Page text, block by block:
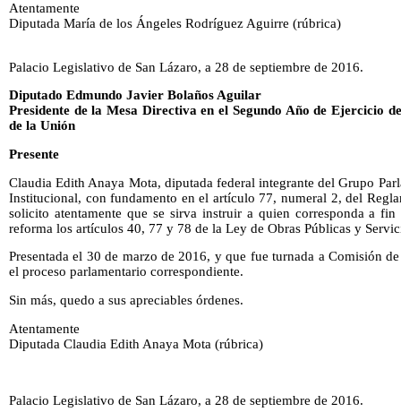
Atentamente
Diputada María de los Ángeles Rodríguez Aguirre (rúbrica)
Palacio Legislativo de San Lázaro, a 28 de septiembre de 2016.
Diputado Edmundo Javier Bolaños Aguilar
Presidente de la Mesa Directiva en el Segundo Año de Ejercicio
de la Unión
Presente
Claudia Edith Anaya Mota, diputada federal integrante del Grupo
Institucional, con fundamento en el artículo 77, numeral 2, del
solicito atentamente que se sirva instruir a quien corresponda a
reforma los artículos 40, 77 y 78 de la Ley de Obras Públicas y
Presentada el 30 de marzo de 2016, y que fue turnada a Comisión
el proceso parlamentario correspondiente.
Sin más, quedo a sus apreciables órdenes.
Atentamente
Diputada Claudia Edith Anaya Mota (rúbrica)
Palacio Legislativo de San Lázaro, a 28 de septiembre de 2016.